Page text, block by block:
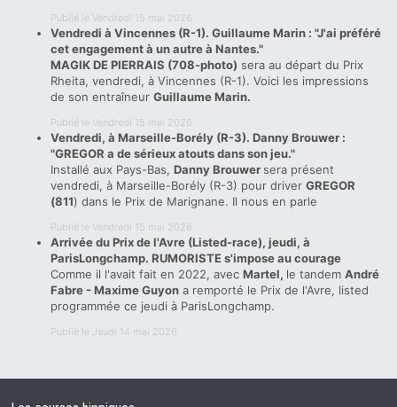
Publié le Vendredi 15 mai 2026
Vendredi à Vincennes (R-1). Guillaume Marin : "J'ai préféré
cet engagement à un autre à Nantes."
MAGIK DE PIERRAIS (708-photo) sera au départ du Prix
Rheita, vendredi, à Vincennes (R-1). Voici les impressions
de son entraîneur Guillaume Marin.
Publié le Vendredi 15 mai 2026
Vendredi, à Marseille-Borély (R-3). Danny Brouwer :
"GREGOR a de sérieux atouts dans son jeu."
Installé aux Pays-Bas, Danny Brouwer sera présent
vendredi, à Marseille-Borély (R-3) pour driver GREGOR
(811) dans le Prix de Marignane. Il nous en parle
Publié le Vendredi 15 mai 2026
Arrivée du Prix de l'Avre (Listed-race), jeudi, à
ParisLongchamp. RUMORISTE s'impose au courage
Comme il l'avait fait en 2022, avec Martel, le tandem André
Fabre - Maxime Guyon a remporté le Prix de l'Avre, listed
programmée ce jeudi à ParisLongchamp.
Publié le Jeudi 14 mai 2026